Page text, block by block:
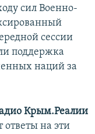
сил Военно-
сессии
поддержка
наций за
Крым.Реалии
ответы на эти